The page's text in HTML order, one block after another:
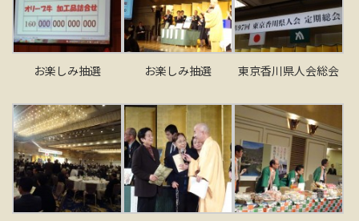
お楽しみ抽選 お楽しみ抽選 東京香川県人会総会